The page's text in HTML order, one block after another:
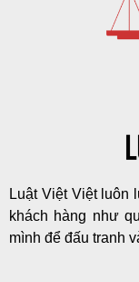
Luật Việt Việt luôn
khách hàng như
mình để đấu tranh